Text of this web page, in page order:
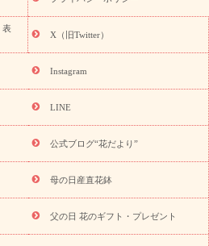
の日の花 全てのギフト一覧
キャン
す」キャンペーン
誕生日フラワーギフト特集
誕生
ユリ トルコキキョウ
の誕生花(リンドウ)
誕生日セット
きょう誕生日なんです」キャンペーン
特集 当日配達特急便
お祝い商品
新築・引っ越し祝い
産祝い 退院祝い・快気祝い
還暦
ペットのお祝いフラワー
品一覧 お供え・お悔やみの花
通夜・葬儀に贈る花
お供え お花とセッ
表
X（旧Twitter）
Instagram
LINE
公式ブログ“花だより”
母の日産直花鉢
父の日 花のギフト・プレゼント